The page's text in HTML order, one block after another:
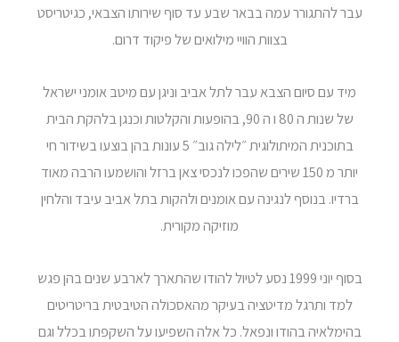
עבר להתגורר עמה בבאר שבע עד סוף שירותו הצבאי, כגיטריסט
בצוות הוויי מילואים של פיקוד דרום.
מיד עם סיום הצבא עבר לתל אביב וניגן עם מיטב אומני ישראל
של שנות ה 80 ו ה 90, בהופעות והקלטות וכנגן בלהקת הבית
בתוכנית המיתולוגית ״לילה גוב״ 5 עונות בהן בוצעו בשידור חי
יותר מ 150 שירים שהפכו לנכסי צאן ברזל והושמעו הרבה מאוד
ברדיו. בנוסף לנגינה עם אומנים ולהקות בתל אביב עיבד והלחין
מוזיקה מקורית.
בסוף יוני 1999 נסע לטיול להודו שהתארך לארבע שנים בהן פגש
למד ותרגל מדיטציה בעיקר מהאסכולה הטיבטית בריטריטים
בהימלאיה בהודו ונפאל. כל אלה השפיעו על השקפתו בכלל וגם